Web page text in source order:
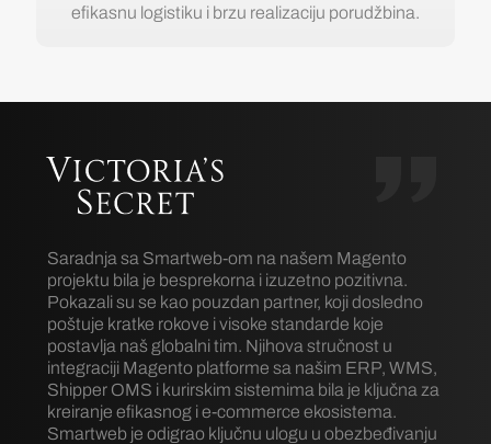
efikasnu logistiku i brzu realizaciju porudžbina.
Saradnja sa Smartweb-om na našem Magento
projektu bila je besprekorna i izuzetno pozitivna.
Pokazali su se kao pouzdan partner, koji dosledno
poštuje kratke rokove i visoke standarde koje
postavlja naš globalni tim. Njihova stručnost u
integraciji Magento platforme sa našim ERP, WMS,
Shipper OMS i kurirskim sistemima bila je ključna za
kreiranje efikasnog i e-commerce ekosistema.
Smartweb je odigrao ključnu ulogu u obezbeđivanju